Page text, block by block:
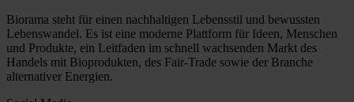
Biorama steht für einen nachhaltigen Lebensstil und bewussten
Lebenswandel. Es ist eine moderne Plattform für Ideen, Menschen
und Produkte, ein Leitfaden im schnell wachsenden Markt des
Handels mit Bioprodukten, des Fair-Trade sowie der Branche
alternativer Energien.